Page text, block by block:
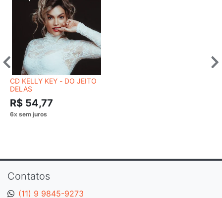
CD KELLY KEY - DO JEITO
DELAS
R$ 54,77
Contatos
(11) 9 9845-9273